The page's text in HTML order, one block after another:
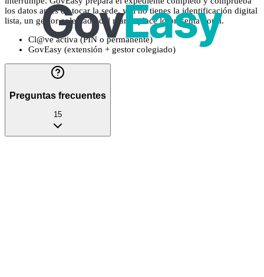
los datos antes de tocar la sede, y si no tienes la identificación digital
lista, un gestor colegiado del marketplace lo presenta por ti.
Cl@ve activa (PIN o permanente)
GovEasy (extensión + gestor colegiado)
Preguntas frecuentes
15